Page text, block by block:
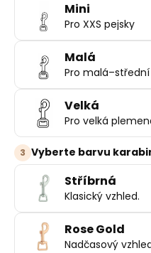
Mini
Pro XXS pejsky
Malá
Pro
Velká
Pro velká
3 Vyberte barvu
Stříbrná
Klasický vzhled.
Rose Gold
Nadčasový